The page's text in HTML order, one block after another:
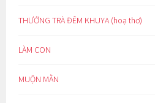
THƯỞNG TRÀ ĐÊM KHUYA (hoạ thơ)
LÀM CON
MUỘN MẰN